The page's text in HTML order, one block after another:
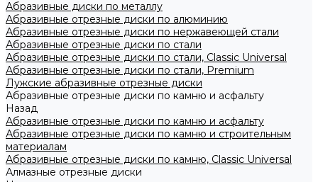
Абразивные диски по металлу
Абразивные отрезные диски по алюминию
Абразивные отрезные диски по нержавеющей стали
Абразивные отрезные диски по стали
Абразивные отрезные диски по стали, Classic Universal
Абразивные отрезные диски по стали, Premium
Лужские абразивные отрезные диски
Абразивные отрезные диски по камню и асфальту
Назад
Абразивные отрезные диски по камню и асфальту
Абразивные отрезные диски по камню и строительным
материалам
Абразивные отрезные диски по камню, Classic Universal
Алмазные отрезные диски